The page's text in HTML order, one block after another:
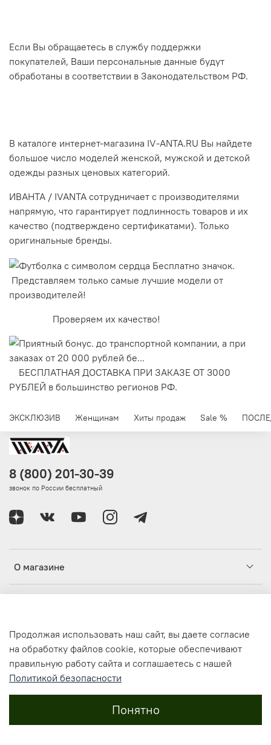
Если Вы обращаетесь в службу поддержки
покупателей, Ваши персональные данные будут
обработаны в соответствии в Законодательством РФ.
В каталоге интернет-магазина IV-ANTA.RU Вы найдете
большое число моделей женской, мужской и детской
одежды разных ценовых категорий.
ИВАНТА / IVANTA сотрудничает с производителями
напрямую, что гарантирует подлинность товаров и их
качество (подтверждено сертификатами). Только
оригинальные бренды.
Представляем только самые лучшие модели от
производителей!
Проверяем их качество!
БЕСПЛАТНАЯ ДОСТАВКА ПРИ ЗАКАЗЕ ОТ 3000
РУБЛЕЙ в большинство регионов РФ.
ЭКСКЛЮЗИВ Женщинам Хиты продаж Sale %
О магазине
Информация
8 (800) 201-30-39
звонок по России бесплатный
© 2021-2024, Интернет-магазин одежды и аксессуаров
ИВАНТА / IVANTA IV-ANTA.RU
Продолжая использовать наш сайт, вы даете согласие
на обработку файлов cookie, которые обеспечивают
правильную работу сайта и соглашаетесь с нашей
Политикой безопасности
Понятно